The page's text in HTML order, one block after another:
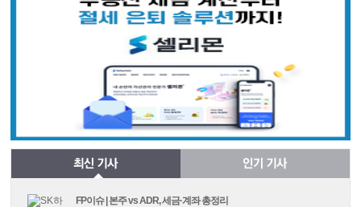
FP이슈 | 본주 vs ADR, 세금·계좌 총정리